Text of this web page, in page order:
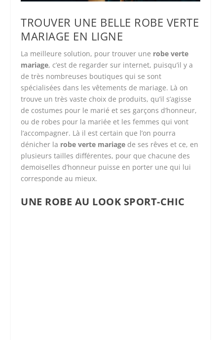
TROUVER UNE BELLE ROBE VERTE
MARIAGE EN LIGNE
La meilleure solution, pour trouver une robe verte
mariage, c’est de regarder sur internet, puisqu’il y a
de très nombreuses boutiques qui se sont
spécialisées dans les vêtements de mariage. Là on
trouve un très vaste choix de produits, qu’il s’agisse
de costumes pour le marié et ses garçons d’honneur,
ou de robes pour la mariée et les femmes qui vont
l’accompagner. Là il est certain que l’on pourra
dénicher la robe verte mariage de ses rêves et ce, en
plusieurs tailles différentes, pour que chacune des
demoiselles d’honneur puisse en porter une qui lui
corresponde au mieux.
UNE ROBE AU LOOK SPORT-CHIC